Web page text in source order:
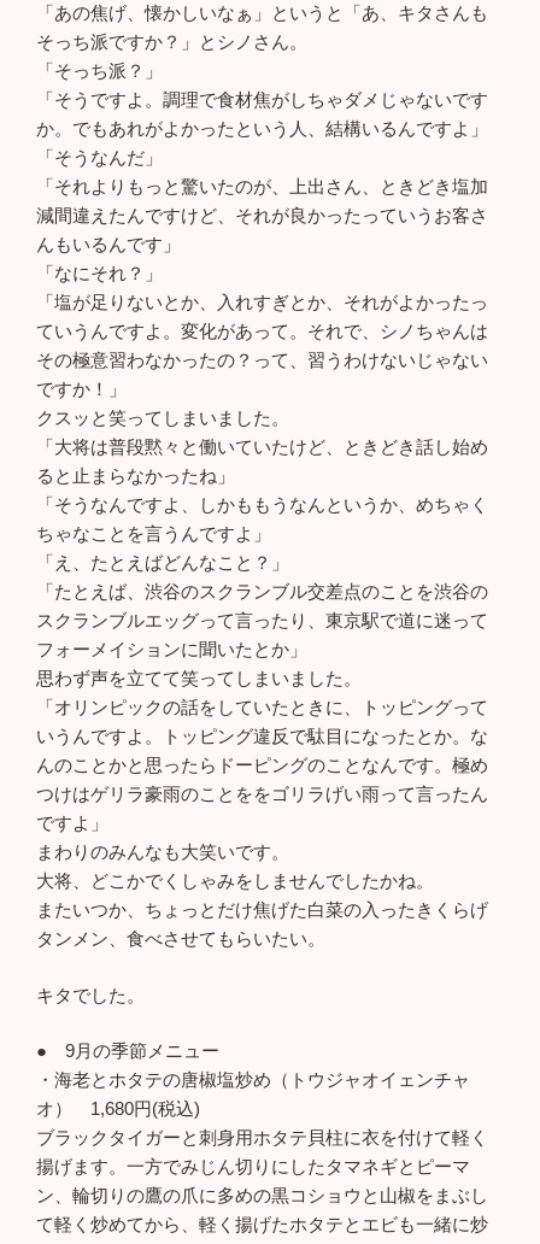
「あの焦げ、懐かしいなぁ」というと「あ、キタさんも
そっち派ですか？」とシノさん。
「そっち派？」
「そうですよ。調理で食材焦がしちゃダメじゃないです
か。でもあれがよかったという人、結構いるんですよ」
「そうなんだ」
「それよりもっと驚いたのが、上出さん、ときどき塩加
減間違えたんですけど、それが良かったっていうお客さ
んもいるんです」
「なにそれ？」
「塩が足りないとか、入れすぎとか、それがよかったっ
ていうんですよ。変化があって。それで、シノちゃんは
その極意習わなかったの？って、習うわけないじゃない
ですか！」
クスッと笑ってしまいました。
「大将は普段黙々と働いていたけど、ときどき話し始め
ると止まらなかったね」
「そうなんですよ、しかももうなんというか、めちゃく
ちゃなことを言うんですよ」
「え、たとえばどんなこと？」
「たとえば、渋谷のスクランブル交差点のことを渋谷の
スクランブルエッグって言ったり、東京駅で道に迷って
フォーメイションに聞いたとか」
思わず声を立てて笑ってしまいました。
「オリンピックの話をしていたときに、トッピングって
いうんですよ。トッピング違反で駄目になったとか。な
んのことかと思ったらドーピングのことなんです。極め
つけはゲリラ豪雨のことををゴリラげい雨って言ったん
ですよ」
まわりのみんなも大笑いです。
大将、どこかでくしゃみをしませんでしたかね。
またいつか、ちょっとだけ焦げた白菜の入ったきくらげ
タンメン、食べさせてもらいたい。
キタでした。
● 9月の季節メニュー
・海老とホタテの唐椒塩炒め（トウジャオイェンチャ
オ） 1,680円(税込)
ブラックタイガーと刺身用ホタテ貝柱に衣を付けて軽く
揚げます。一方でみじん切りにしたタマネギとピーマ
ン、輪切りの鷹の爪に多めの黒コショウと山椒をまぶし
て軽く炒めてから、軽く揚げたホタテとエビも一緒に炒